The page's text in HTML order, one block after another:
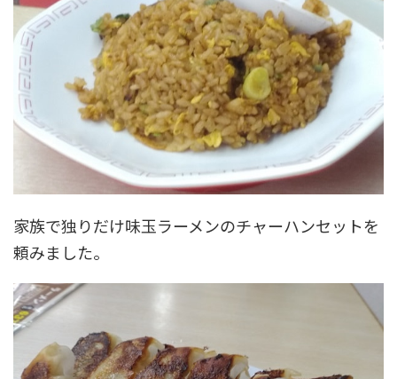
家族で独りだけ味玉ラーメンのチャーハンセットを
頼みました。